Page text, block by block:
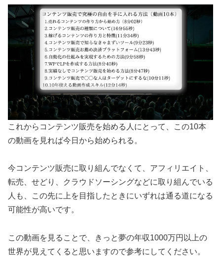
これからコンテンツ販売を始める人にとって、この10本
の動画を見れば今日から始められる。
今コンテンツ販売に取り組んでなくて、アフィリエイト、
転売、せどり、クラウドソーシングなどに取り組んでいる
人も、この先に上を目指したときにいずれは通る道になる
可能性が高いです。
この動画を見ることで、きっと夢の年収1000万円以上の
世界が見えてくると思いますので参考にしてください。